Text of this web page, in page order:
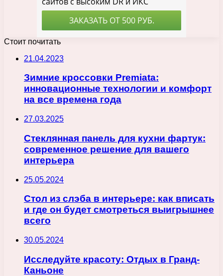
Стоит почитать
21.04.2023
Зимние кроссовки Premiata:
инновационные технологии и комфорт
на все времена года
27.03.2025
Стеклянная панель для кухни фартук:
современное решение для вашего
интерьера
25.05.2024
Стол из слэба в интерьере: как вписать
и где он будет смотреться выигрышнее
всего
30.05.2024
Исследуйте красоту: Отдых в Гранд-
Каньоне